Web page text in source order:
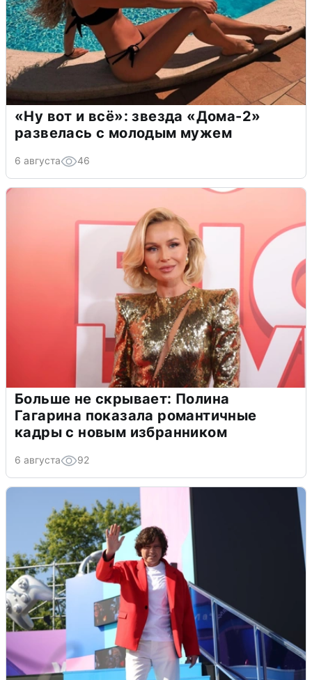
«Ну вот и всё»: звезда «Дома-2»
развелась с молодым мужем
6 августа 46
Больше не скрывает: Полина
Гагарина показала романтичные
кадры с новым избранником
6 августа 92